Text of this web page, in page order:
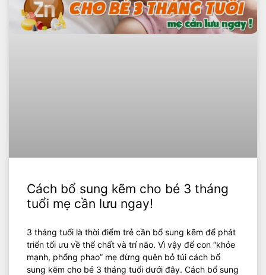
Cách bổ sung kẽm cho bé 3 tháng
tuổi mẹ cần lưu ngay!
3 tháng tuổi là thời điểm trẻ cần bổ sung kẽm để phát
triển tối ưu về thể chất và trí não. Vì vậy để con “khỏe
mạnh, phổng phao” mẹ đừng quên bỏ túi cách bổ
sung kẽm cho bé 3 tháng tuổi dưới đây. Cách bổ sung